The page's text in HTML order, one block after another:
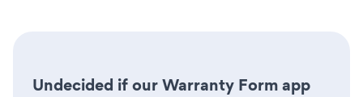
Undecided if our Warranty Form app